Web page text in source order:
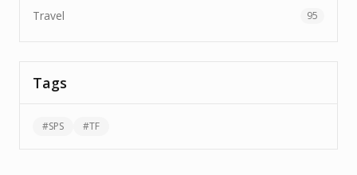
Travel 95
Tags
#SPS #TF